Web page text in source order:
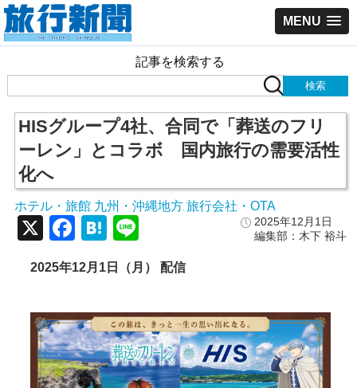
MENU
記事を検索する
HISグループ4社、合同で「葬送のフリ
ーレン」とコラボ 国内旅行の需要活性
化へ
ホテル・旅館 九州・沖縄地方 旅行会社・OTA
2025年12月1日
編集部：木下 裕斗
X Facebook
Hatena
2025年12月1日（月） 配信